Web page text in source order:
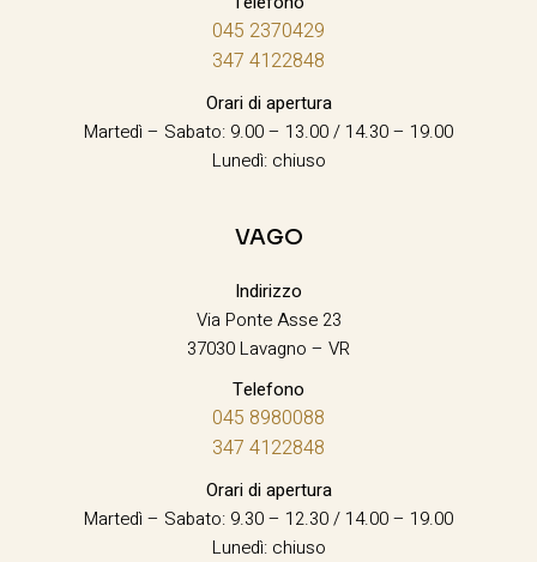
045 2370429
347 4122848
Orari di apertura
Martedì – Sabato: 9.00 – 13.00 / 14.30 – 19.00
Lunedì: chiuso
VAGO
Indirizzo
Via Ponte Asse 23
37030 Lavagno – VR
Telefono
045 8980088
347 4122848
Orari di apertura
Martedì – Sabato: 9.30 – 12.30 / 14.00 – 19.00
Lunedì: chiuso